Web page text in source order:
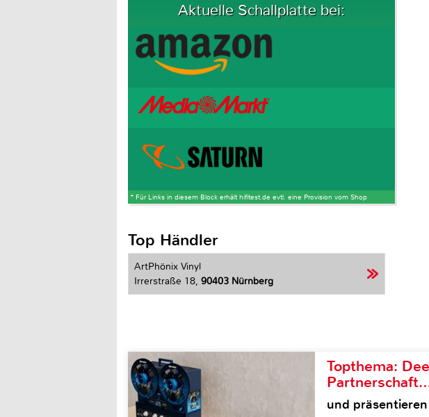
Aktuelle Schallplatte bei:
* Für Links in diesem Block erhält hifitest.de evtl. eine Provision vom Shop
Top Händler
ArtPhönix Vinyl
Irrerstraße 18, 90403 Nürnberg
Topthema:
und